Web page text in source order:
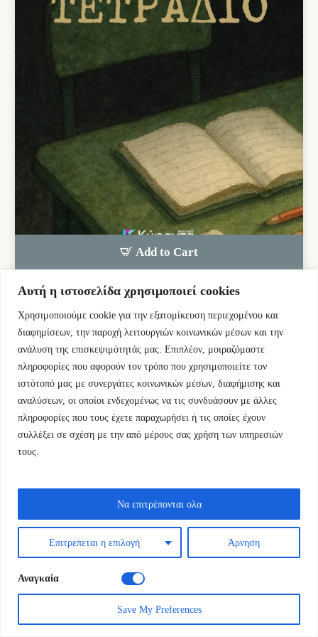
Αυτή η ιστοσελίδα χρησιμοποιεί cookies
Χρησιμοποιούμε cookie για την εξατομίκευση περιεχομένου και
διαφημίσεων, την παροχή λειτουργιών κοινωνικών μέσων και την
ανάλυση της επισκεψιμότητάς μας. Επιπλέον, μοιραζόμαστε
πληροφορίες που αφορούν τον τρόπο που χρησιμοποιείτε τον
ιστότοπό μας με συνεργάτες κοινωνικών μέσων, διαφήμισης και
αναλύσεων, οι οποίοι ενδεχομένως να τις συνδυάσουν με άλλες
πληροφορίες που τους έχετε παραχωρήσει ή τις οποίες έχουν
συλλέξει σε σχέση με την από μέρους σας χρήση των υπηρεσιών
τους.
Επιτρεπεται η επιλογή Άρνηση
Να επιτρέπονται ολα
Αναγκαία
Save My Preferences
Add to Cart
Ιντζέμπελης Ελπιδοφόρος
Ιστός: Αστυνομική Λογοτεχνία και θεωρία
Το κρυφό τετράδιο
12,00 € Original
price
was:
12,00 €.
10,80 €Η
τρέχουσα
τιμή
είναι: